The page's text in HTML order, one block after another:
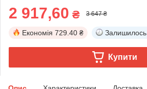
2 917,60 ₴ 3 647 ₴
Економія 729.40 ₴ Залишилось
Купити